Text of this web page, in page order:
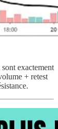
exactement
+ retest